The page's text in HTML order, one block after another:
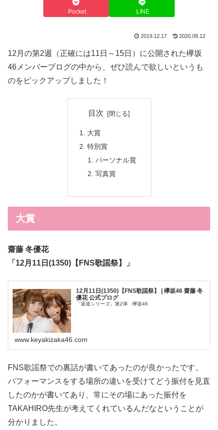
Pocket LINE
2019.12.17 2020.08.12
12月の第2週（正確には11日～15日）に公開された欅坂
46メンバーブログの中から、ぜひ読んで欲しいというも
のをピックアップしました！
目次
大賞
特別賞
パーソナル賞
写真賞
大賞
齋藤 冬優花
「12月11日(1350)【FNS歌謡祭】」
12月11日(1350)【FNS歌謡祭】 | 欅坂46 齋藤 冬
優花 公式ブログ
「坂道シリーズ」第2弾 欅坂46
www.keyakizaka46.com
FNS歌謡祭での裏話が書いてあったのが良かったです。
パフォーマンスをする場所の違いを受けてどう振付を見直
したのかが書いてあり、常にその場にあった振付を
TAKAHIRO先生が考えてくれているんだなということが
分かりました。